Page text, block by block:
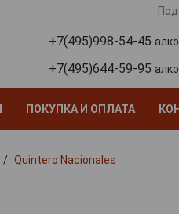
+7(495)998-54-45
+7(495)644-59-95
ПОКУПКА И ОПЛАТА
Quintero Nacionales